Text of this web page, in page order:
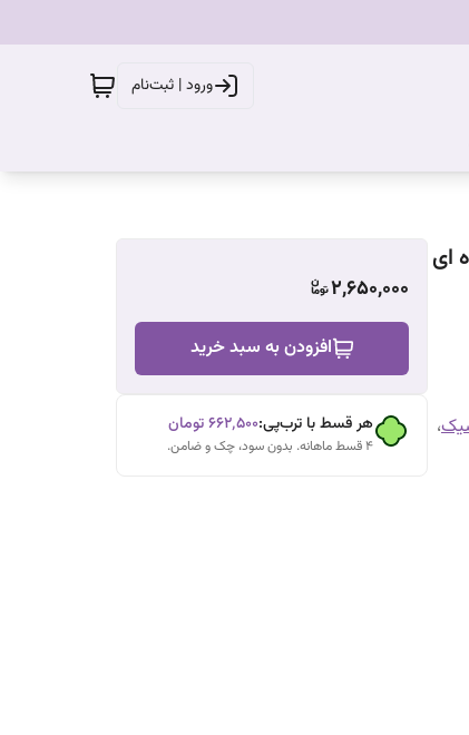
ورود | ثبت‌نام
ای
،
2,650,000
افزودن به سبد خرید
هر قسط با ترب‌پی:۶۶۲٬۵۰۰تومان
۴ قسط ماهانه. بدون سود، چک و ضامن.